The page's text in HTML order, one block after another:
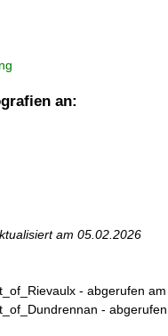
an:
am 05.02.2026
- abgerufen
-